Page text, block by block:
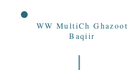
WW MultiCh Ghazoot
Baqiir